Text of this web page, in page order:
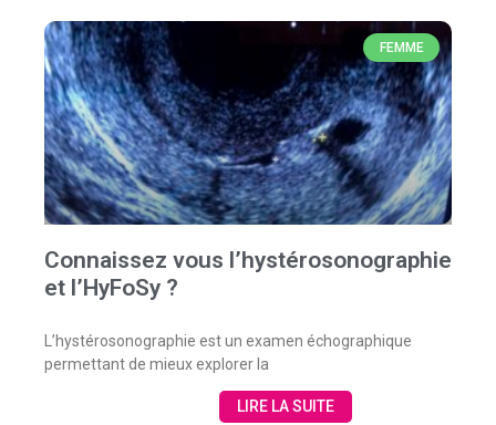
FEMME
Connaissez vous l’hystérosonographie
et l’HyFoSy ?
L’hystérosonographie est un examen échographique
permettant de mieux explorer la
LIRE LA SUITE